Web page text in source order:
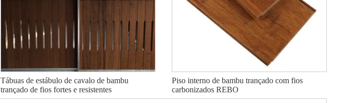
Tábuas de estábulo de cavalo de bambu
trançado de fios fortes e resistentes
Piso interno de bambu trançado com fios
carbonizados REBO